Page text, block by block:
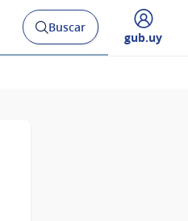
Abrir
buscador
Buscar
Desplegar
gub.uy